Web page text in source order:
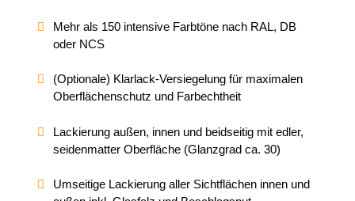
Mehr als 150 intensive Farbtöne nach RAL, DB
oder NCS
(Optionale) Klarlack-Versiegelung für maximalen
Oberflächenschutz und Farbechtheit
Lackierung außen, innen und beidseitig mit edler,
seidenmatter Oberfläche (Glanzgrad ca. 30)
Umseitige Lackierung aller Sichtflächen innen und